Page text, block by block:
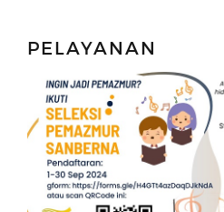
PELAYANAN